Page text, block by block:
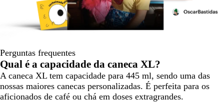
Perguntas frequentes
Qual é a capacidade da caneca XL?
A caneca XL tem capacidade para 445 ml, sendo uma das
nossas maiores canecas personalizadas. É perfeita para os
aficionados de café ou chá em doses extragrandes.